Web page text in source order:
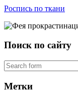
Роспись по ткани
Поиск по сайту
Метки